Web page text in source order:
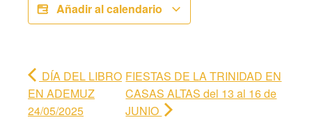
Añadir al calendario
DÍA DEL LIBRO
EN ADEMUZ
24/05/2025
FIESTAS DE LA TRINIDAD EN
CASAS ALTAS del 13 al 16 de
JUNIO